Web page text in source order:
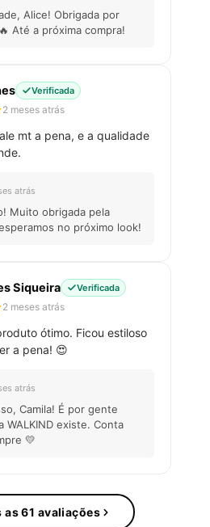
Alice! Obrigada por
Até a próxima compra!
Verificada
2 meses atrás
mt a pena, e a qualidade
atrás
Muito obrigada pela
no próximo look!
Siqueira Verificada
2 meses atrás
ótimo. Ficou estiloso
a pena! 😍
atrás
Camila! É por gente
WALKIND existe. Conta
💛
as 61 avaliações